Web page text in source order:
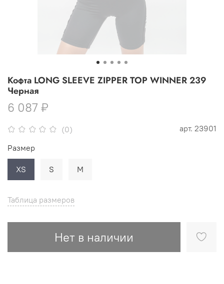
(0) арт. 23901
Кофта LONG SLEEVE ZIPPER TOP WINNER 239
Черная
6 087 ₽
Таблица размеров
Нет в наличии
Размер
XS S M